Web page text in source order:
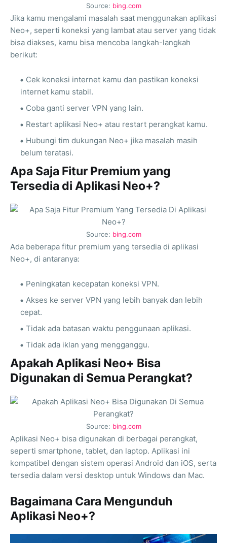
Source: bing.com
Jika kamu mengalami masalah saat menggunakan aplikasi
Neo+, seperti koneksi yang lambat atau server yang tidak
bisa diakses, kamu bisa mencoba langkah-langkah
berikut:
Cek koneksi internet kamu dan pastikan koneksi
internet kamu stabil.
Coba ganti server VPN yang lain.
Restart aplikasi Neo+ atau restart perangkat kamu.
Hubungi tim dukungan Neo+ jika masalah masih
belum teratasi.
Apa Saja Fitur Premium yang
Tersedia di Aplikasi Neo+?
Source: bing.com
Ada beberapa fitur premium yang tersedia di aplikasi
Neo+, di antaranya:
Peningkatan kecepatan koneksi VPN.
Akses ke server VPN yang lebih banyak dan lebih
cepat.
Tidak ada batasan waktu penggunaan aplikasi.
Tidak ada iklan yang mengganggu.
Apakah Aplikasi Neo+ Bisa
Digunakan di Semua Perangkat?
Source: bing.com
Aplikasi Neo+ bisa digunakan di berbagai perangkat,
seperti smartphone, tablet, dan laptop. Aplikasi ini
kompatibel dengan sistem operasi Android dan iOS, serta
tersedia dalam versi desktop untuk Windows dan Mac.
Bagaimana Cara Mengunduh
Aplikasi Neo+?